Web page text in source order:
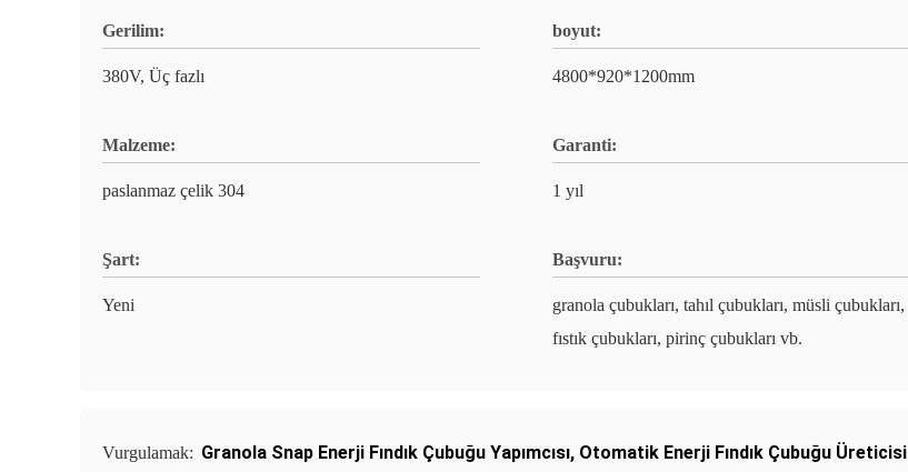
Gerilim:
380V, Üç fazlı
boyut:
4800*920*1200mm
Malzeme:
paslanmaz çelik 304
Garanti:
1 yıl
Şart:
Yeni
Başvuru:
granola çubukları, tahıl çubukları, müsli çubukları,
fıstık çubukları, pirinç çubukları vb.
Vurgulamak: Granola Snap Enerji Fındık Çubuğu Yapımcısı, Otomatik Enerji Fındık Çubuğu Üreticisi